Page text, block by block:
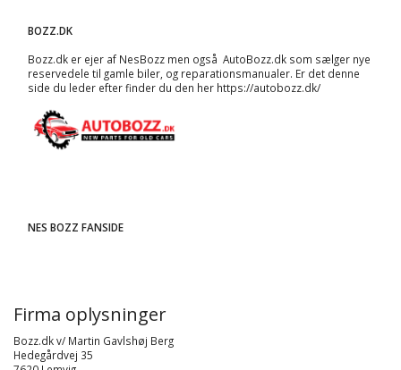
BOZZ.DK
Bozz.dk er ejer af NesBozz men også AutoBozz.dk som sælger nye
reservedele til gamle biler, og reparationsmanualer. Er det denne
side du leder efter finder du den her https://autobozz.dk/
NES BOZZ FANSIDE
Firma oplysninger
Bozz.dk v/ Martin Gavlshøj Berg
Hedegårdvej 35